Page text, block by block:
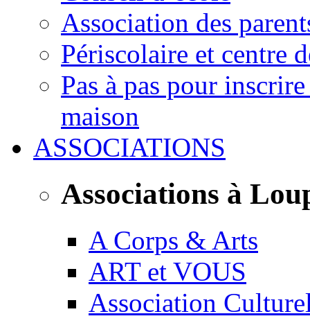
Association des
Périscolaire et centre
Pas à pas pour
maison
ASSOCIATIONS
Associations à
A Corps & Arts
ART et VOUS
Association